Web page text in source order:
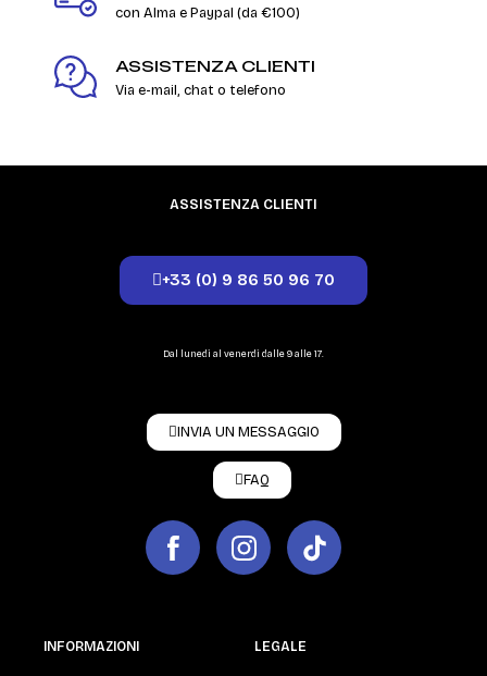
con Alma e Paypal (da €100)
ASSISTENZA CLIENTI
Via e-mail, chat o telefono
ASSISTENZA CLIENTI
+33 (0) 9 86 50 96 70
Dal lunedì al venerdì dalle 9 alle 17.
INVIA UN MESSAGGIO
FAQ
INFORMAZIONI LEGALE